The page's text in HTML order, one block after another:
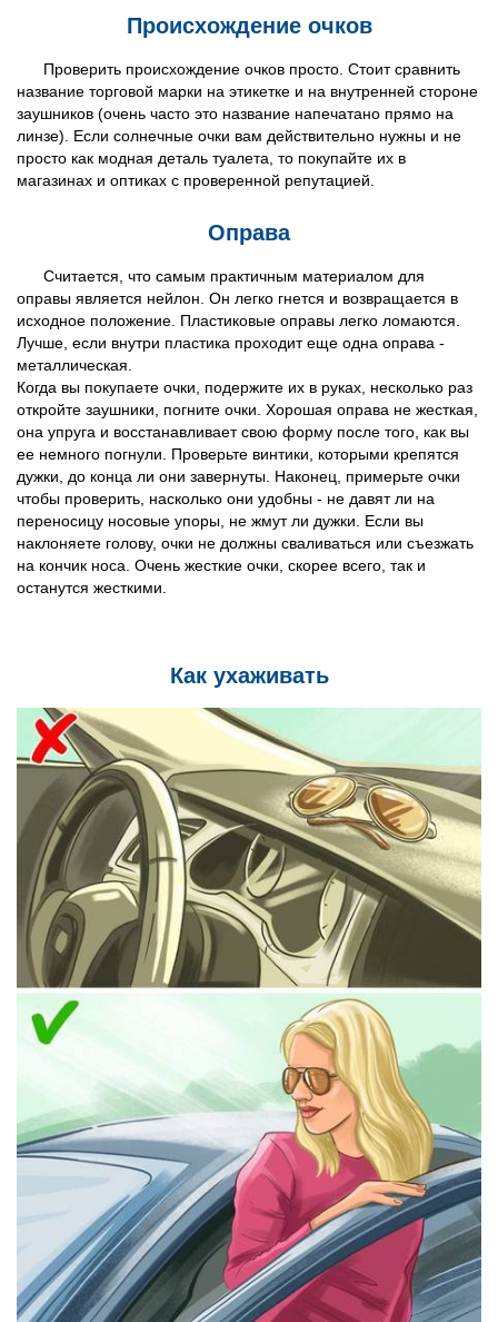
Происхождение очков
Проверить происхождение очков просто. Стоит сравнить
название торговой марки на этикетке и на внутренней стороне
заушников (очень часто это название напечатано прямо на
линзе). Если солнечные очки вам действительно нужны и не
просто как модная деталь туалета, то покупайте их в
магазинах и оптиках с проверенной репутацией.
Оправа
Считается, что самым практичным материалом для
оправы является нейлон. Он легко гнется и возвращается в
исходное положение. Пластиковые оправы легко ломаются.
Лучше, если внутри пластика проходит еще одна оправа -
металлическая.
Когда вы покупаете очки, подержите их в руках, несколько раз
откройте заушники, погните очки. Хорошая оправа не жесткая,
она упруга и восстанавливает свою форму после того, как вы
ее немного погнули. Проверьте винтики, которыми крепятся
дужки, до конца ли они завернуты. Наконец, примерьте очки
чтобы проверить, насколько они удобны - не давят ли на
переносицу носовые упоры, не жмут ли дужки. Если вы
наклоняете голову, очки не должны сваливаться или съезжать
на кончик носа. Очень жесткие очки, скорее всего, так и
останутся жесткими.
Как ухаживать